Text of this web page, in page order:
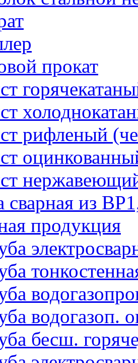
прокат
рифленый
сварная из
продукция
водогазоп.
бесш.